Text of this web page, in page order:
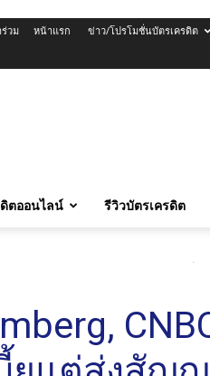
วม หน้าแรก ข่าว/โปรโมชั่นบัตรเครดิต
ตออนไลน์ รีวิวบัตรเครดิต
เฟดคงดอกเบี้ยแต่ส่งสัญญาณ ‘สูงย